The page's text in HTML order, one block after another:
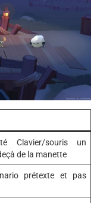
Clavier/souris un
de la manette
prétexte et pas